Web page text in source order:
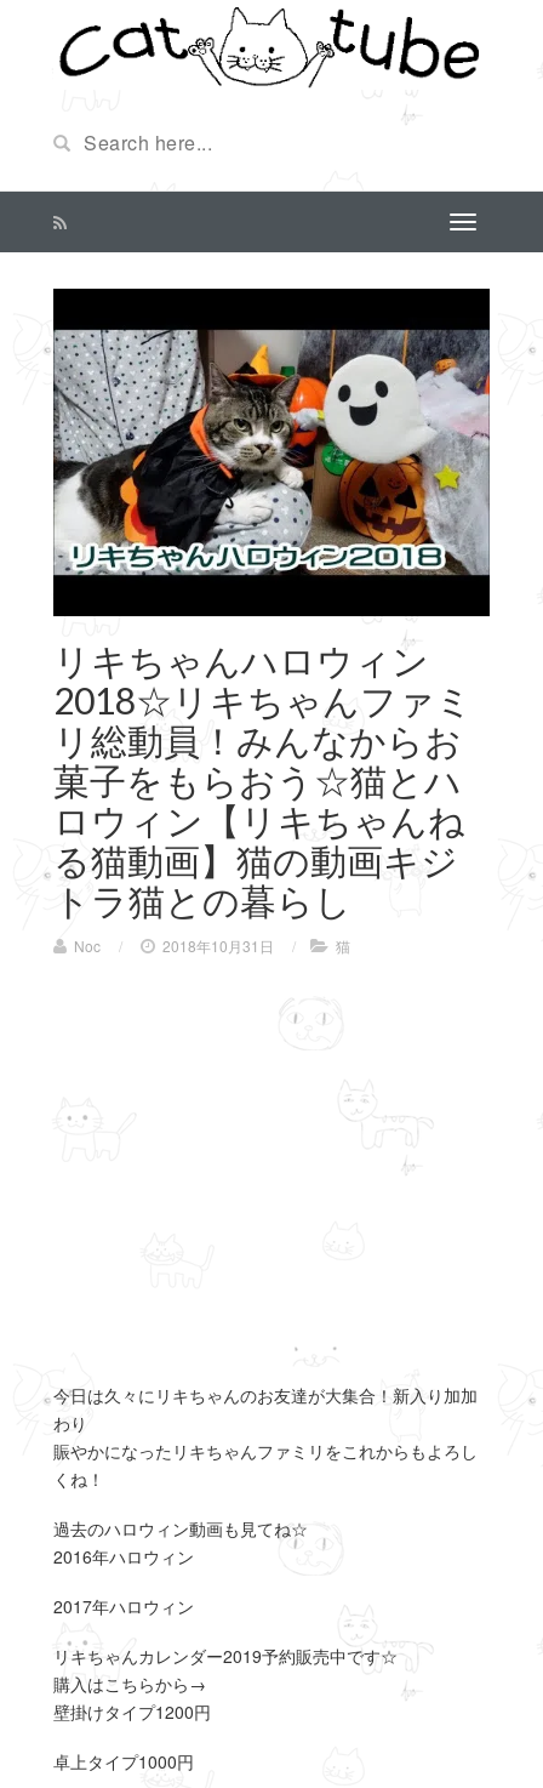
リキちゃんハロウィン
2018☆リキちゃんファミ
リ総動員！みんなからお
菓子をもらおう☆猫とハ
ロウィン【リキちゃんね
る猫動画】猫の動画キジ
トラ猫との暮らし
Noc / 2018年10月31日 / 猫
今日は久々にリキちゃんのお友達が大集合！新入り加加
わり
賑やかになったリキちゃんファミリをこれからもよろし
くね！
過去のハロウィン動画も見てね☆
2016年ハロウィン
2017年ハロウィン
リキちゃんカレンダー2019予約販売中です☆
購入はこちらから→
壁掛けタイプ1200円
卓上タイプ1000円